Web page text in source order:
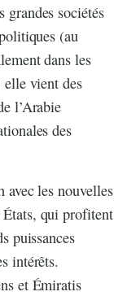
grandes sociétés
(au
dans les
elle vient des
l’Arabie
des
avec les nouvelles
États, qui profitent
puissances
intérêts.
et Émiratis